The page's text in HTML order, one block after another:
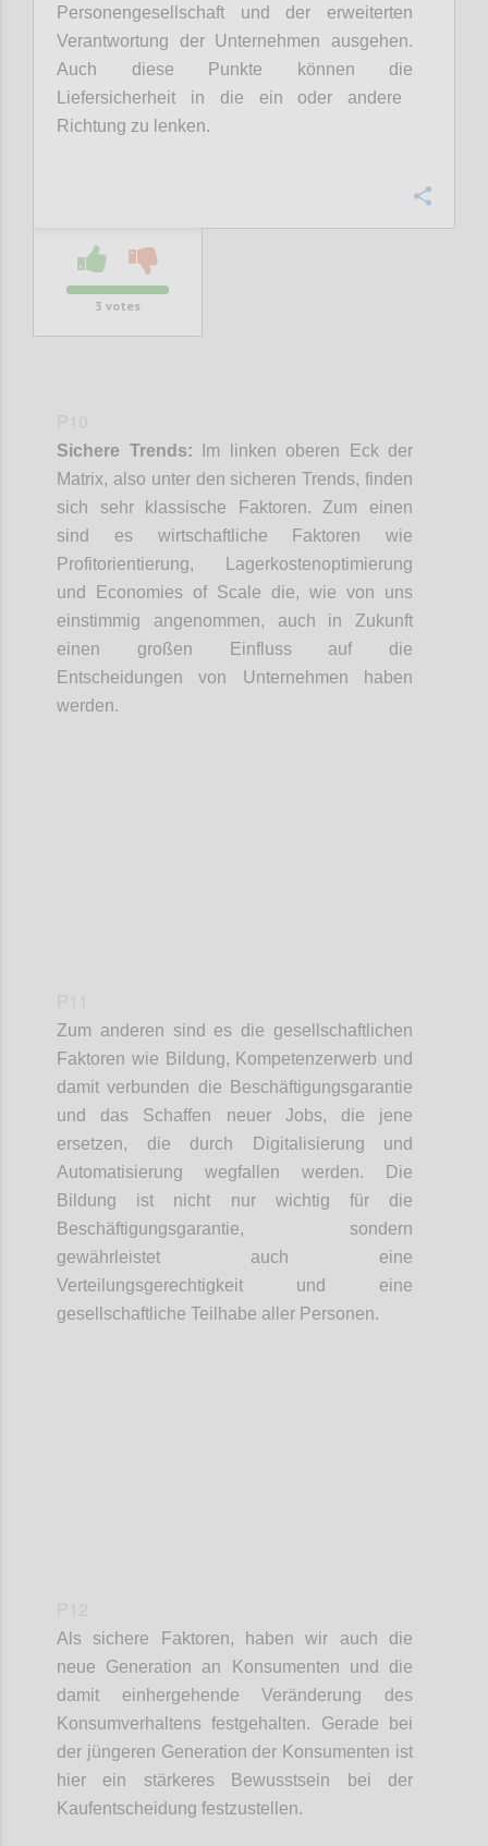
Personengesellschaft und der erweiterten
Verantwortung der Unternehmen ausgehen.
Auch diese Punkte können die
Liefersicherheit in die ein oder andere
Richtung zu lenken.
3 votes
Sichere Trends: Im linken oberen Eck der
Matrix, also unter den sicheren Trends, finden
sich sehr klassische Faktoren. Zum einen
sind eswirtschaftliche Faktoren
wie
Profitorientierung, Lagerkostenoptimierung
und
Economies of Scale die, wie von uns
einstimmig angenommen, auch in Zukunft
einen großen Einfluss auf die
Entscheidungen von Unternehmen haben
werden.
Zum anderen sind es die gesellschaftlichen
Faktoren wie Bildung, Kompetenzerwerb und
damit verbunden die Beschäftigungsgarantie
und das Schaffen neuer Jobs, die jene
ersetzen, die durch Digitalisierung und
Automatisierung wegfallen werden.
Die
Bildung ist nicht nur wichtig für die
Beschäftigungsgarantie, sondern
gewährleistet auch eine
Verteilungsgerechtigkeit und eine
gesellschaftliche Teilhabe aller Personen.
Als sichere Faktoren, haben wir auch die
neue Generation an Konsumenten und die
damit einhergehende Veränderung des
Konsumverhaltens festgehalten. Gerade bei
der jüngeren Generation der Konsumenten ist
hier ein stärkeres Bewusstsein bei der
Kaufentscheidung festzustellen.